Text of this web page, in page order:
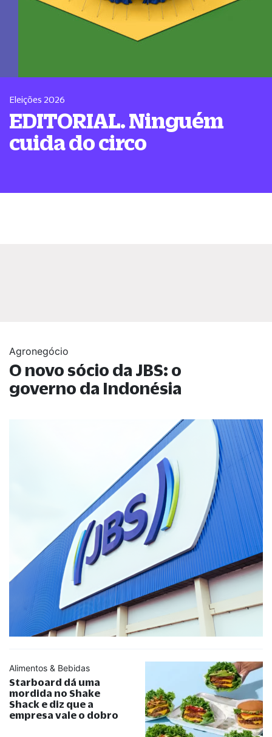
Eleições 2026
EDITORIAL. Ninguém
cuida do circo
Agronegócio
O novo sócio da JBS: o
governo da Indonésia
Alimentos & Bebidas
Starboard dá uma
mordida no Shake
Shack e diz que a
empresa vale o dobro